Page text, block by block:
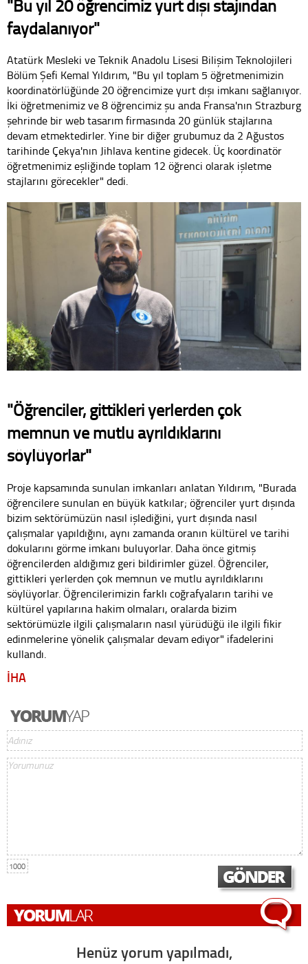
"Bu yıl 20 öğrencimiz yurt dışı stajından
faydalanıyor"
Atatürk Mesleki ve Teknik Anadolu Lisesi Bilişim Teknolojileri
Bölüm Şefi Kemal Yıldırım, "Bu yıl toplam 5 öğretmenimizin
koordinatörlüğünde 20 öğrencimize yurt dışı imkanı sağlanıyor.
İki öğretmenimiz ve 8 öğrencimiz şu anda Fransa'nın Strazburg
şehrinde bir web tasarım firmasında 20 günlük stajlarına
devam etmektedirler. Yine bir diğer grubumuz da 2 Ağustos
tarihinde Çekya'nın Jihlava kentine gidecek. Üç koordinatör
öğretmenimiz eşliğinde toplam 12 öğrenci olarak işletme
stajlarını görecekler" dedi.
"Öğrenciler, gittikleri yerlerden çok
memnun ve mutlu ayrıldıklarını
söylüyorlar"
Proje kapsamında sunulan imkanları anlatan Yıldırım, "Burada
öğrencilere sunulan en büyük katkılar; öğrenciler yurt dışında
bizim sektörümüzün nasıl işlediğini, yurt dışında nasıl
çalışmalar yapıldığını, aynı zamanda oranın kültürel ve tarihi
dokularını görme imkanı buluyorlar. Daha önce gitmiş
öğrencilerden aldığımız geri bildirimler güzel. Öğrenciler,
gittikleri yerlerden çok memnun ve mutlu ayrıldıklarını
söylüyorlar. Öğrencilerimizin farklı coğrafyaların tarihi ve
kültürel yapılarına hakim olmaları, oralarda bizim
sektörümüzle ilgili çalışmaların nasıl yürüdüğü ile ilgili fikir
edinmelerine yönelik çalışmalar devam ediyor" ifadelerini
kullandı.
İHA
1000
Henüz yorum yapılmadı,